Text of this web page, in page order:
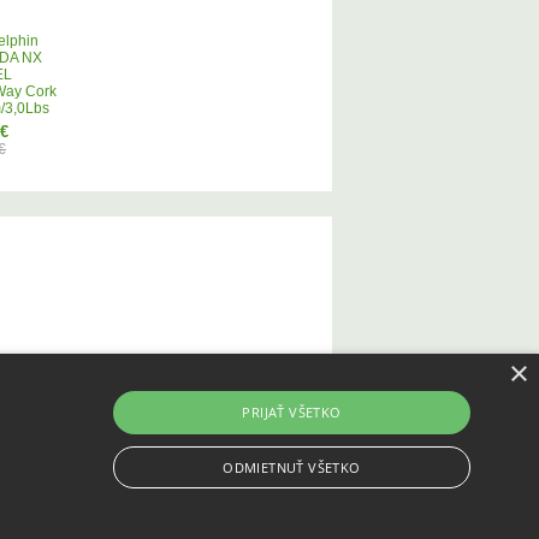
NX
Cork
3,0Lbs
×
PRIJAŤ VŠETKO
ODMIETNUŤ VŠETKO